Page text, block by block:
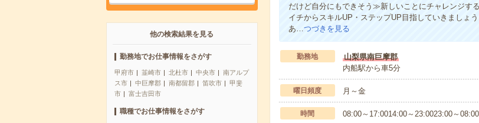
他の検索結果を見る
勤務地でお仕事情報をさがす
甲府市 韮崎市 北杜市 中央市
南アルプ
ス市
中巨摩郡 南都留郡 笛吹市
甲斐
市
富士吉田市
職種でお仕事情報をさがす
だけど自分にもできそう≫新しいことにチャレンジす
イチからスキルUP・ステップUP目指していきまし
あ…つづきを見る
勤務地
山梨県南巨摩郡
内船駅から車5分
曜日頻度 月～金
時間 08:00～17:0014:00～23:0023:00～08:00